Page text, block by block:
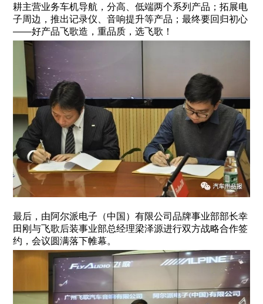
耕主营业务车机导航，分高、低端两个系列产品；拓展电
子周边，推出记录仪、音响提升等产品；最终要回归初心
——好产品飞歌造，重品质，选飞歌！
最后，由阿尔派电子（中国）有限公司品牌事业部部长幸
田刚与飞歌后装事业部总经理梁泽源进行双方战略合作签
约，会议圆满落下帷幕。